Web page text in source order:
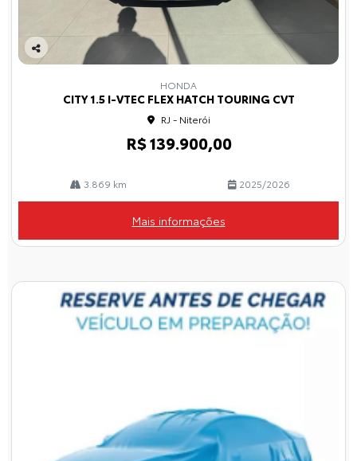
Co
HONDA
CITY 1.5 I-VTEC FLEX HATCH TOURING CVT
RJ - Niterói
R$ 139.900,00
3.869 km 2025/2026
Mais informações